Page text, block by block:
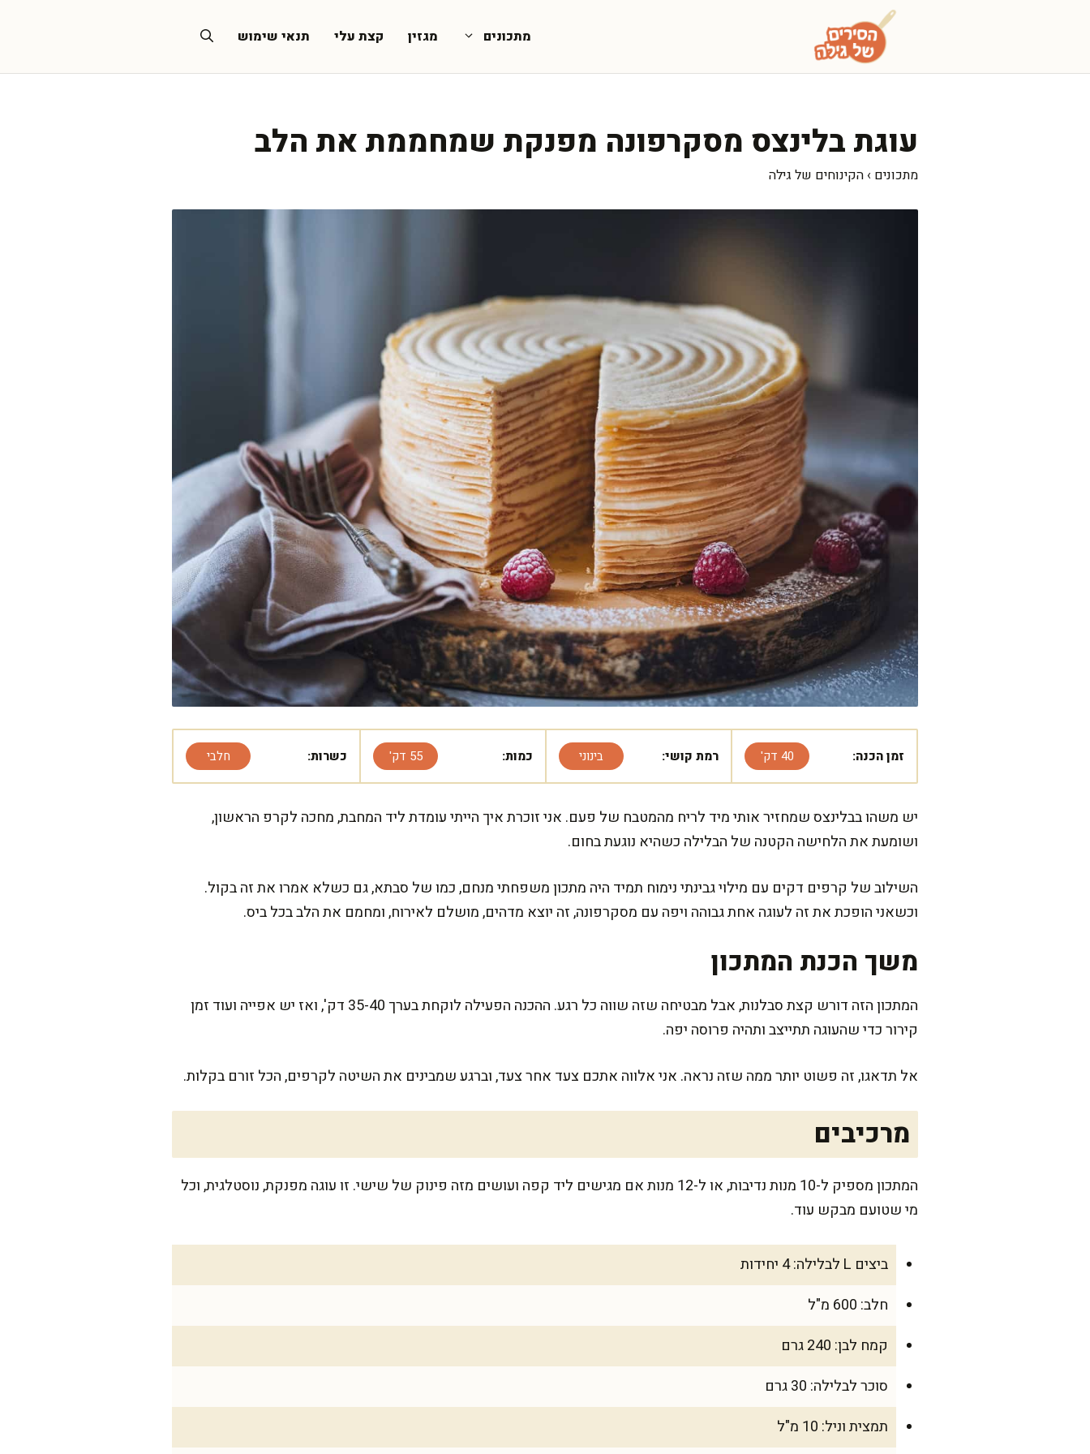
מתכונים מגזין קצת עלי תנאי שימוש
עוגת בלינצס מסקרפונה מפנקת שמחממת את הלב
מתכונים › הקינוחים של גילה
זמן הכנה: 40 דק' רמת קושי: בינוני כמות: 55 דק' כשרות: חלבי
יש משהו בבלינצס שמחזיר אותי מיד לריח מהמטבח של פעם. אני זוכרת איך הייתי עומדת ליד המחבת, מחכה לקרפ הראשון,
ושומעת את הלחישה הקטנה של הבלילה כשהיא נוגעת בחום.
השילוב של קרפים דקים עם מילוי גבינתי נימוח תמיד היה מתכון משפחתי מנחם, כמו של סבתא, גם כשלא אמרו את זה בקול.
וכשאני הופכת את זה לעוגה אחת גבוהה ויפה עם מסקרפונה, זה יוצא מדהים, מושלם לאירוח, ומחמם את הלב בכל ביס.
משך הכנת המתכון
המתכון הזה דורש קצת סבלנות, אבל מבטיחה שזה שווה כל רגע. ההכנה הפעילה לוקחת בערך 35-40 דק', ואז יש אפייה ועוד זמן
קירור כדי שהעוגה תתייצב ותהיה פרוסה יפה.
אל תדאגו, זה פשוט יותר ממה שזה נראה. אני אלווה אתכם צעד אחר צעד, וברגע שמבינים את השיטה לקרפים, הכל זורם בקלות.
מרכיבים
המתכון מספיק ל-10 מנות נדיבות, או ל-12 מנות אם מגישים ליד קפה ועושים מזה פינוק של שישי. זו עוגה מפנקת, נוסטלגית, וכל
מי שטועם מבקש עוד.
ביצים L לבלילה: 4 יחידות
חלב: 600 מ"ל
קמח לבן: 240 גרם
סוכר לבלילה: 30 גרם
תמצית וניל: 10 מ"ל